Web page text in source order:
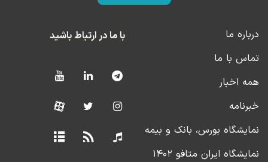
درباره ما
تماس با ما
همه اخبار
خبرنامه
نمایشگاه بورس، بانک و بیمه
نمایشگاه ایران متافو ۱۴۰۲
با ما در ارتباط باشید